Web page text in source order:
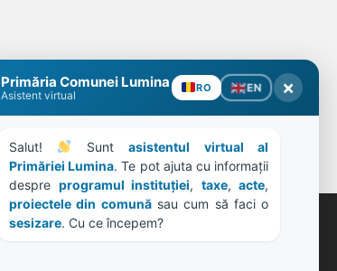
Primăria Comunei Lumina
Asistent virtual
RO EN ×
Salut! Sunt asistentul virtual al
Primăriei Lumina. Te pot ajuta cu informații
despre programul instituției, taxe, acte
proiectele din comună
sesizare. Cu ce începem?